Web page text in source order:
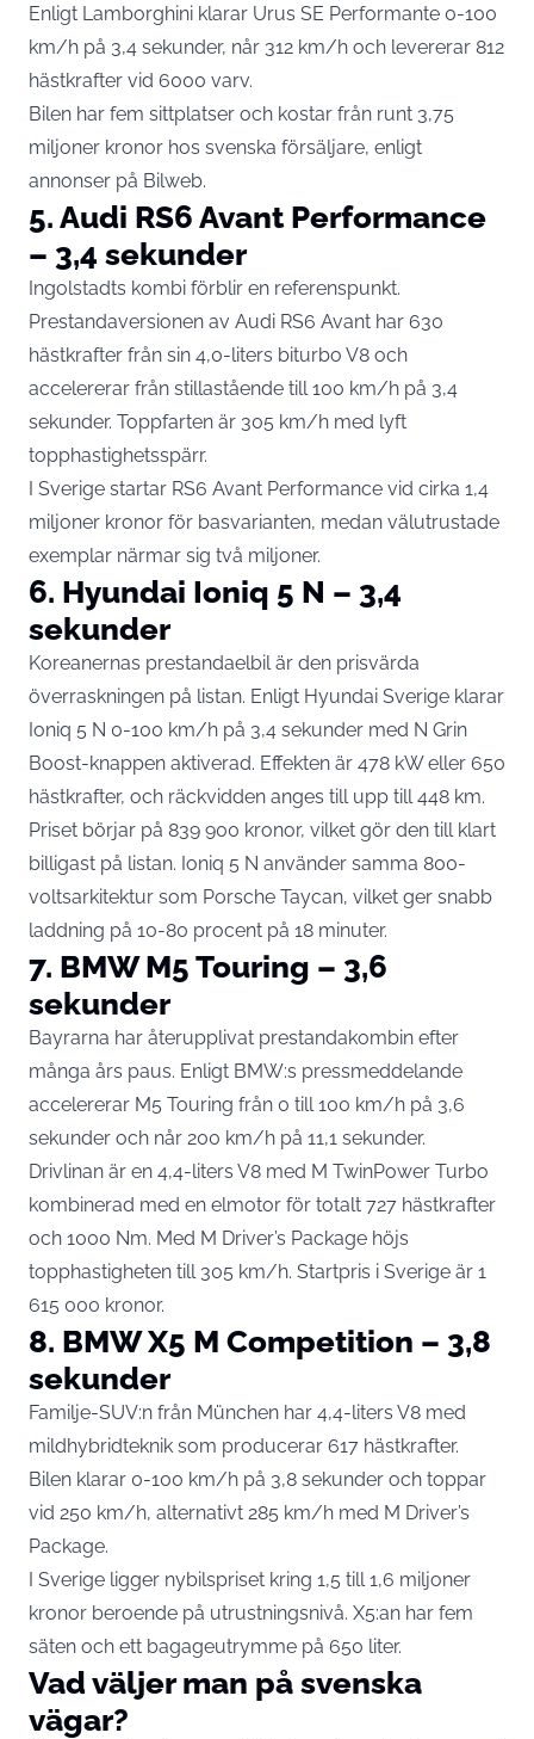
Enligt Lamborghini klarar Urus SE Performante 0-100
km/h på 3,4 sekunder, når 312 km/h och levererar 812
hästkrafter vid 6000 varv.
Bilen har fem sittplatser och kostar från runt 3,75
miljoner kronor hos svenska försäljare, enligt
annonser på Bilweb.
5. Audi RS6 Avant Performance
– 3,4 sekunder
Ingolstadts kombi förblir en referenspunkt.
Prestandaversionen av Audi RS6 Avant har 630
hästkrafter från sin 4,0-liters biturbo V8 och
accelererar från stillastående till 100 km/h på 3,4
sekunder. Toppfarten är 305 km/h med lyft
topphastighetsspärr.
I Sverige startar RS6 Avant Performance vid cirka 1,4
miljoner kronor för basvarianten, medan välutrustade
exemplar närmar sig två miljoner.
6. Hyundai Ioniq 5 N – 3,4
sekunder
Koreanernas prestandaelbil är den prisvärda
överraskningen på listan. Enligt Hyundai Sverige klarar
Ioniq 5 N 0-100 km/h på 3,4 sekunder med N Grin
Boost-knappen aktiverad. Effekten är 478 kW eller 650
hästkrafter, och räckvidden anges till upp till 448 km.
Priset börjar på 839 900 kronor, vilket gör den till klart
billigast på listan. Ioniq 5 N använder samma 800-
voltsarkitektur som Porsche Taycan, vilket ger snabb
laddning på 10-80 procent på 18 minuter.
7. BMW M5 Touring – 3,6
sekunder
Bayrarna har återupplivat prestandakombin efter
många års paus. Enligt BMW:s pressmeddelande
accelererar M5 Touring från 0 till 100 km/h på 3,6
sekunder och når 200 km/h på 11,1 sekunder.
Drivlinan är en 4,4-liters V8 med M TwinPower Turbo
kombinerad med en elmotor för totalt 727 hästkrafter
och 1000 Nm. Med M Driver’s Package höjs
topphastigheten till 305 km/h. Startpris i Sverige är 1
615 000 kronor.
8. BMW X5 M Competition – 3,8
sekunder
Familje-SUV:n från München har 4,4-liters V8 med
mildhybridteknik som producerar 617 hästkrafter.
Bilen klarar 0-100 km/h på 3,8 sekunder och toppar
vid 250 km/h, alternativt 285 km/h med M Driver’s
Package.
I Sverige ligger nybilspriset kring 1,5 till 1,6 miljoner
kronor beroende på utrustningsnivå. X5:an har fem
säten och ett bagageutrymme på 650 liter.
Vad väljer man på svenska
vägar?